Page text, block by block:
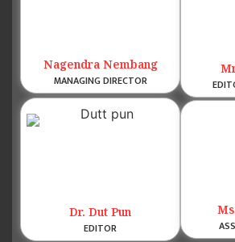
Nagendra Nembang
MANAGING DIRECTOR
Dr. Dut Pun
EDITOR